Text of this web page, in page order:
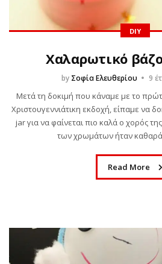
DIY
Χαλαρωτικό
by Σοφία Ελευθερίου 9
Μετά τη δοκιμή που κάναμε με το
Χριστουγεννιάτικη εκδοχή, είπαμε να
jar για να φαίνεται πιο καλά ο χορός
των χρωμάτων ήταν
Read More